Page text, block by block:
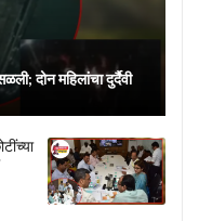
दोन महिलांचा दुर्दैवी